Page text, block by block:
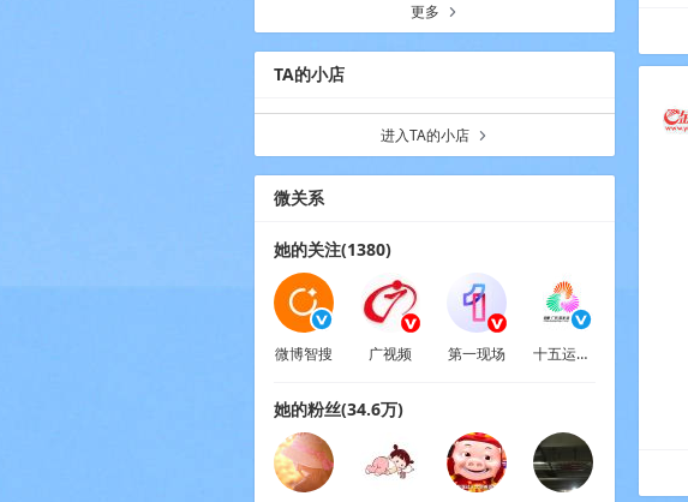
更多 a
TA的小店
进入TA的小店 a
微关系
她的关注(1380)
微博智搜 广视频 第一现场 十五运会组委会
她的粉丝(34.6万)